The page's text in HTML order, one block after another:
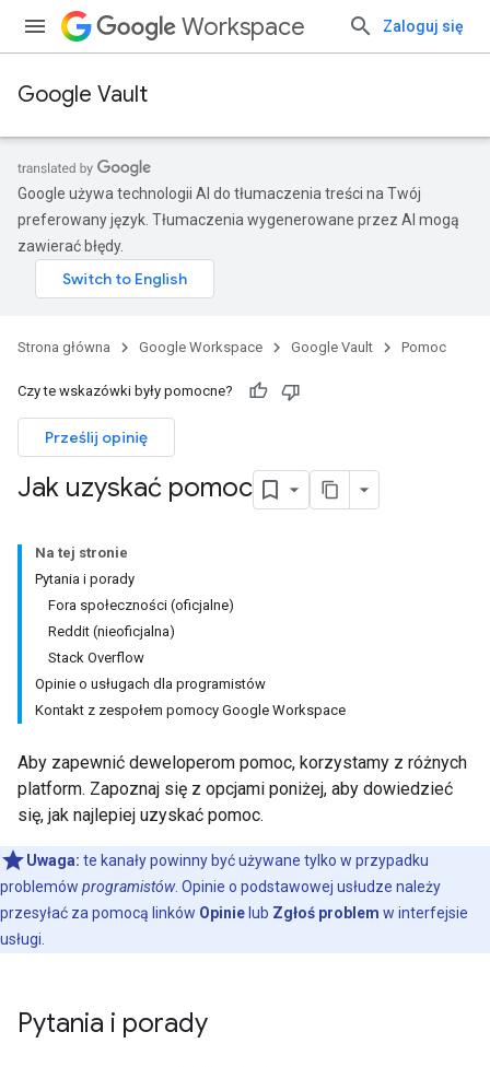
Workspace Zaloguj się
Google Vault
Google używa technologii AI do tłumaczenia treści na Twój
preferowany język. Tłumaczenia wygenerowane przez AI mogą
zawierać błędy.
Strona główna Google Workspace Google Vault Pomoc
Czy te wskazówki były pomocne?
Prześlij opinię
Jak uzyskać pomoc
Na tej stronie
Pytania i porady
Fora społeczności (oficjalne)
Reddit (nieoficjalna)
Stack Overflow
Opinie o usługach dla programistów
Kontakt z zespołem pomocy Google Workspace
Aby zapewnić deweloperom pomoc, korzystamy z różnych
platform. Zapoznaj się z opcjami poniżej, aby dowiedzieć
się, jak najlepiej uzyskać pomoc.
Uwaga: te kanały powinny być używane tylko w przypadku
problemów programistów. Opinie o podstawowej usłudze należy
przesyłać za pomocą linków Opinie lub Zgłoś problem w interfejsie
usługi.
Pytania i porady